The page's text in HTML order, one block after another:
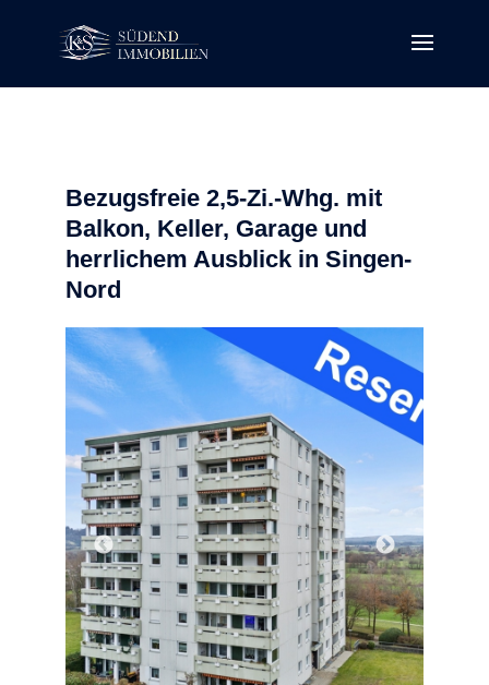
Bezugsfreie 2,5-Zi.-Whg. mit
Balkon, Keller, Garage und
herrlichem Ausblick in Singen-
Nord